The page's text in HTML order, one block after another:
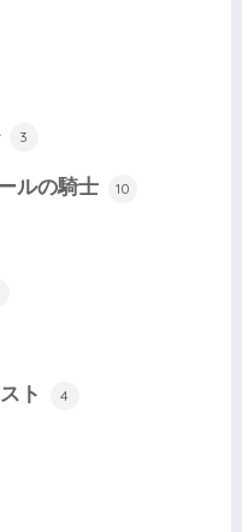
3
ルの騎士 10
ト 4